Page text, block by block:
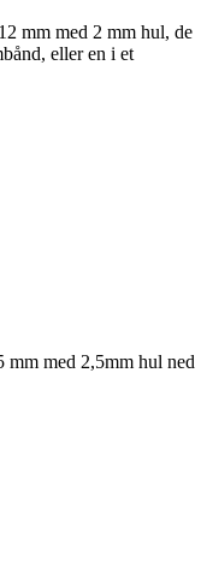
mm med 2 mm hul, de
eller en i et
med 2,5mm hul ned